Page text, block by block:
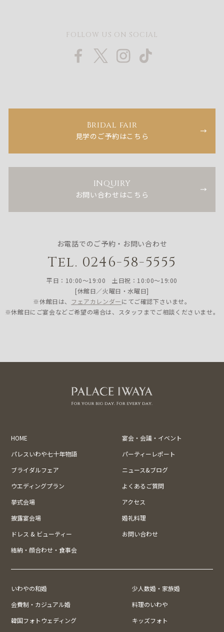
FOLLOW US ON SOCIAL
Bridal fair
見学のご予約はこちら
INQUIRY
お問い合わせはこちら
お電話でのご予約・お問い合わせ
Tel. 0246-58-5555
平日：10:00〜19:00 土日祝：10:00〜19:00
[休館日／火曜日・水曜日]
※休館日は、 フェアカレンダーにてご確認下さいませ。
※休館日にご宴会などご希望の場合は、スタッフまでご相談くださいませ。
HOME
宴会・会議・イベント
パレスいわや七十年物語
パーティーレポート
ブライダルフェア
ニュース&ブログ
ウエディングプラン
よくあるご質問
挙式会場
アクセス
披露宴会場
婚礼料理
ドレス & ビューティー
お問い合わせ
結納・顔合わせ・食事会
いわやの和婚
少人数婚・家族婚
会費制・カジュアル婚
料理のいわや
韓国フォトウェディング
キッズフォト